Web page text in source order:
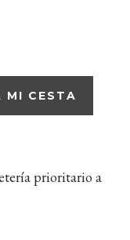
MI CESTA
prioritario a